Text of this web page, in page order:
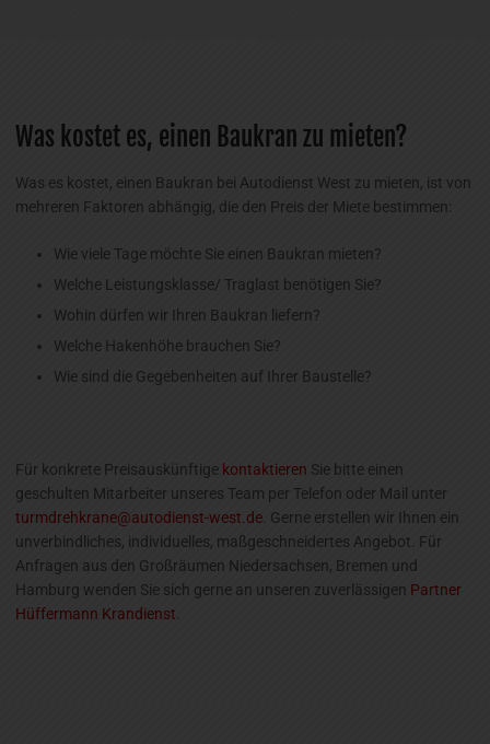
Was kostet es, einen Baukran zu mieten?
Was es kostet, einen Baukran bei Autodienst West zu mieten, ist von
mehreren Faktoren abhängig, die den Preis der Miete bestimmen:
Wie viele Tage möchte Sie einen Baukran mieten?
Welche Leistungsklasse/ Traglast benötigen Sie?
Wohin dürfen wir Ihren Baukran liefern?
Welche Hakenhöhe brauchen Sie?
Wie sind die Gegebenheiten auf Ihrer Baustelle?
Für konkrete Preisauskünftige kontaktieren Sie bitte einen
geschulten Mitarbeiter unseres Team per Telefon oder Mail unter
turmdrehkrane@autodienst-west.de . Gerne erstellen wir Ihnen ein
unverbindliches, individuelles, maßgeschneidertes Angebot. Für
Anfragen aus den Großräumen Niedersachsen, Bremen und
Hamburg wenden Sie sich gerne an unseren zuverlässigen Partner
Hüffermann Krandienst